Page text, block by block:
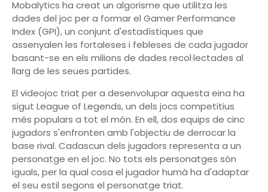
Mobalytics ha creat un algorisme que utilitza les
dades del joc per a formar el Gamer Performance
Index (GPI), un conjunt d'estadístiques que
assenyalen les fortaleses i febleses de cada jugador
basant-se en els milions de dades recol·lectades al
llarg de les seues partides.
El videojoc triat per a desenvolupar aquesta eina ha
sigut League of Legends, un dels jocs competitius
més populars a tot el món. En ell, dos equips de cinc
jugadors s'enfronten amb l'objectiu de derrocar la
base rival. Cadascun dels jugadors representa a un
personatge en el joc. No tots els personatges són
iguals, per la qual cosa el jugador humà ha d'adaptar
el seu estil segons el personatge triat.